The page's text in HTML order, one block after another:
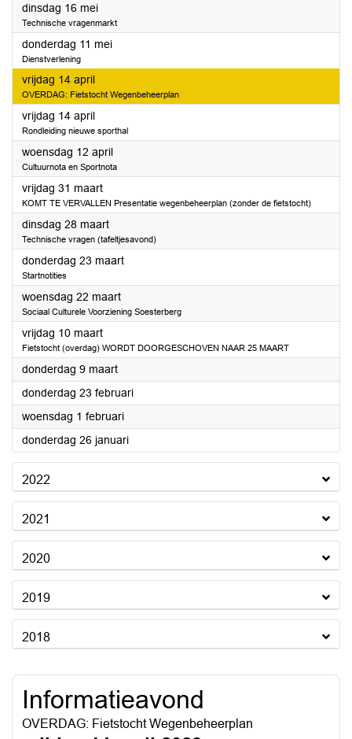
dinsdag 16 mei2023
Technische vragenmarkt
donderdag 11 mei2023
Dienstverlening
vrijdag 14 april2023
OVERDAG: Fietstocht Wegenbeheerplan
vrijdag 14 april2023
Rondleiding nieuwe sporthal
woensdag 12 april2023
Cultuurnota en Sportnota
vrijdag 31 maart2023
KOMT TE VERVALLEN Presentatie wegenbeheerplan (zonder de fietstocht)
dinsdag 28 maart2023
Technische vragen (tafeltjesavond)
donderdag 23 maart2023
Startnotities
woensdag 22 maart2023
Sociaal Culturele Voorziening Soesterberg
vrijdag 10 maart2023
Fietstocht (overdag) WORDT DOORGESCHOVEN NAAR 25 MAART
donderdag 9 maart2023
donderdag 23 februari2023
woensdag 1 februari2023
donderdag 26 januari2023
2022
2021
2020
2019
2018
Informatieavond
OVERDAG: Fietstocht Wegenbeheerplan